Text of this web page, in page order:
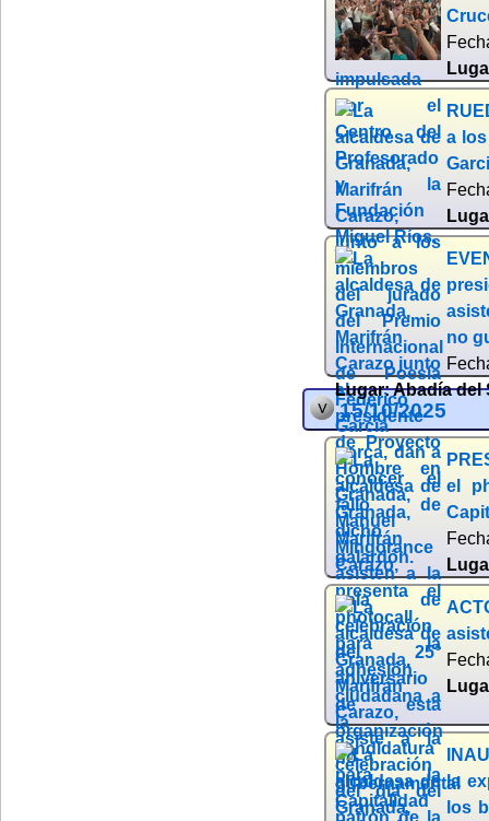
a
no
Lugar:Abadía del
15/10/2025
el
la
los